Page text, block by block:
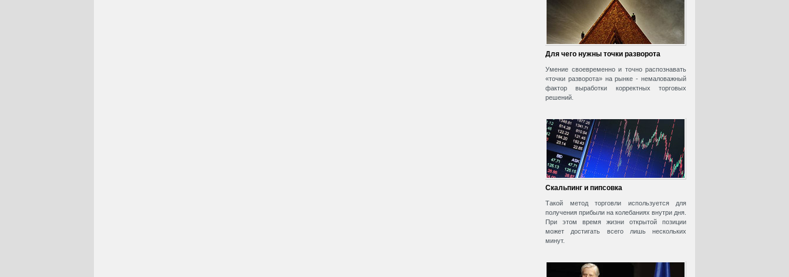
Для чего нужны точки разворота
Умение своевременно и точно распознавать
«точки разворота» на рынке - немаловажный
фактор выработки корректных торговых
решений.
Скальпинг и пипсовка
Такой метод торговли используется для
получения прибыли на колебаниях внутри дня.
При этом время жизни открытой позиции
может достигать всего лишь нескольких
минут.